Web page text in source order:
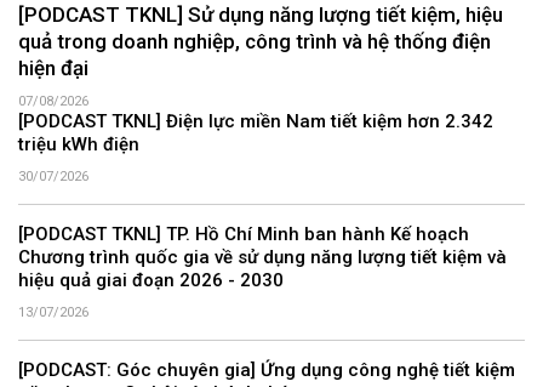
[PODCAST TKNL] Sử dụng năng lượng tiết kiệm, hiệu
quả trong doanh nghiệp, công trình và hệ thống điện
hiện đại
07/08/2026
[PODCAST TKNL] Điện lực miền Nam tiết kiệm hơn 2.342
triệu kWh điện
30/07/2026
[PODCAST TKNL] TP. Hồ Chí Minh ban hành Kế hoạch
Chương trình quốc gia về sử dụng năng lượng tiết kiệm và
hiệu quả giai đoạn 2026 - 2030
13/07/2026
[PODCAST: Góc chuyên gia] Ứng dụng công nghệ tiết kiệm